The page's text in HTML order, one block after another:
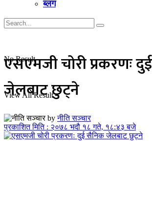
ब्लग
No Result
View All Result
एसएमजी चोरी प्रकरणः
जेलबाट छुट्ने
by नीति सञ्चार
प्रकाशित मिति : २०७८ भदौ १८ गते, १८:४३ बजे